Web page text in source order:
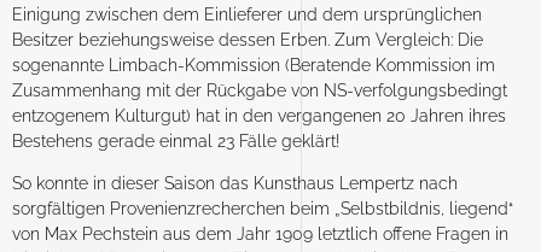
Einigung zwischen dem Einlieferer und dem ursprünglichen
Besitzer beziehungsweise dessen Erben. Zum Vergleich: Die
sogenannte Limbach-Kommission (Beratende Kommission im
Zusammenhang mit der Rückgabe von NS-verfolgungsbedingt
entzogenem Kulturgut) hat in den vergangenen 20 Jahren ihres
Bestehens gerade einmal 23 Fälle geklärt!
So konnte in dieser Saison das Kunsthaus Lempertz nach
sorgfältigen Provenienzrecherchen beim „Selbstbildnis, liegend“
von Max Pechstein aus dem Jahr 1909 letztlich offene Fragen in